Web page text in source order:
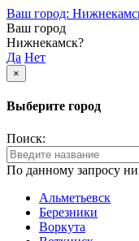
Ваш город:
Ваш город
Нижнекамск?
Да Нет
×
Выберите город
Поиск:
По данному запросу
Альметьевск
Березники
Воркута